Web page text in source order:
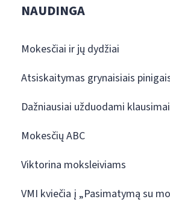
NAUDINGA
Mokesčiai ir jų dydžiai
Atsiskaitymas grynaisiais
Dažniausiai užduodami klausimai
Mokesčių ABC
Viktorina moksleiviams
VMI kviečia į „Pasimatymą su